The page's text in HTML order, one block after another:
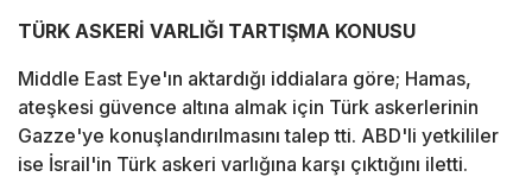
TÜRK ASKERİ VARLIĞI TARTIŞMA KONUSU
Middle East Eye'ın aktardığı iddialara göre; Hamas,
ateşkesi güvence altına almak için Türk askerlerinin
Gazze'ye konuşlandırılmasını talep tti. ABD'li yetkililer
ise İsrail'in Türk askeri varlığına karşı çıktığını iletti.